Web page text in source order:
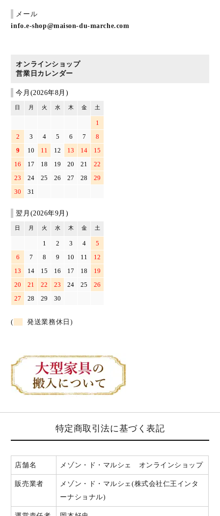
メール
info.e-shop@maison-du-marche.com
オンラインショップ
営業日カレンダー
今月(2026年8月)
日 月 火 水 木 金 土
1
2
3 4 5 6 7
8
9
10 11 12 13 14
15
16
17 18 19 20 21
22
23
24 25 26 27 28
29
30
31
翌月(2026年9月)
日 月 火 水 木 金 土
1 2 3 4
5
6
7 8 9 10 11
12
13
14 15 16 17 18
19
20
21 22 23 24 25
26
27
28 29 30
( 発送業務休日)
特定商取引法に基づく表記
店舗名 メゾン・ド・マルシェ オンラインショップ
販売業者
メゾン・ド・マルシェ(株式会社仁王インタ
ーナショナル)